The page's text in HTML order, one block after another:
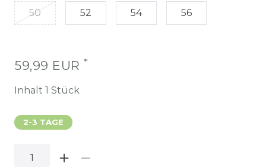
50 52 54 56
59,99 EUR *
Inhalt 1 Stück
2-3 TAGE